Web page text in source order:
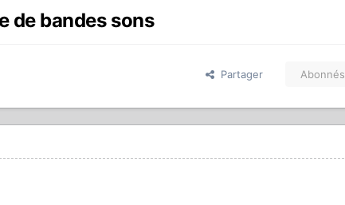
de bandes sons
Partager Abonnés